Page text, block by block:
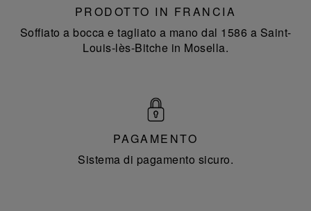
PRODOTTO IN FRANCIA
Soffiato a bocca e tagliato a mano dal 1586 a Saint-
Louis-lès-Bitche in Mosella.
PAGAMENTO
Sistema di pagamento sicuro.